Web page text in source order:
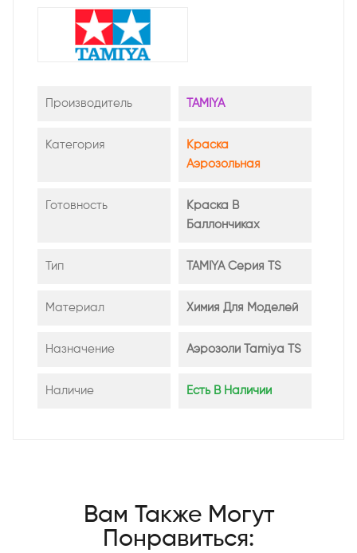
Производитель TAMIYA
Категория
Краска
Аэрозольная
Готовность
Краска В
Баллончиках
Тип TAMIYA Серия TS
Материал Химия Для Моделей
Назначение Аэрозоли Tamiya TS
Наличие Есть В Наличии
Вам Также Могут
Понравиться: